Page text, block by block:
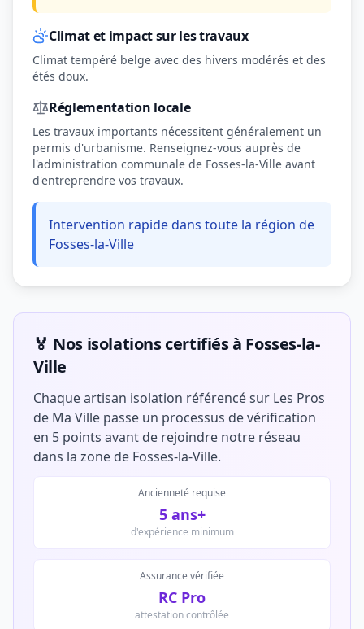
Climat et impact sur les travaux
Climat tempéré belge avec des hivers modérés et des
étés doux.
Réglementation locale
Les travaux importants nécessitent généralement un
permis d'urbanisme. Renseignez-vous auprès de
l'administration communale de Fosses-la-Ville avant
d'entreprendre vos travaux.
Intervention rapide dans toute la région de
Fosses-la-Ville
🏅 Nos isolations certifiés à Fosses-la-
Ville
Chaque artisan isolation référencé sur Les Pros
de Ma Ville passe un processus de vérification
en 5 points avant de rejoindre notre réseau
dans la zone de Fosses-la-Ville.
Ancienneté requise
5 ans+
d'expérience minimum
Assurance vérifiée
RC Pro
attestation contrôlée